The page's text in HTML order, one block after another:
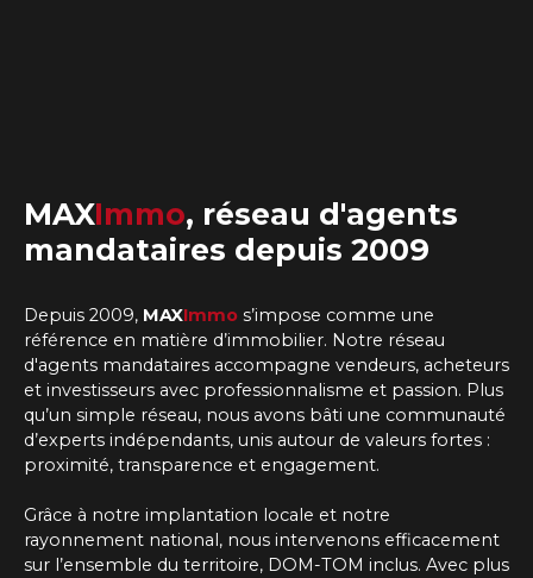
MAXImmo, réseau d'agents
mandataires depuis 2009
Depuis 2009, MAXImmo s’impose comme une
référence en matière d’immobilier. Notre réseau
d'agents mandataires accompagne vendeurs, acheteurs
et investisseurs avec professionnalisme et passion. Plus
qu’un simple réseau, nous avons bâti une communauté
d’experts indépendants, unis autour de valeurs fortes :
proximité, transparence et engagement.
Grâce à notre implantation locale et notre
rayonnement national, nous intervenons efficacement
sur l’ensemble du territoire, DOM-TOM inclus. Avec plus